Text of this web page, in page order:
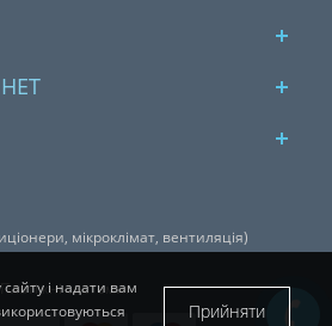
мікроклімат, вентиляція)
Платіжні системи:
і надати вам
Прийняти